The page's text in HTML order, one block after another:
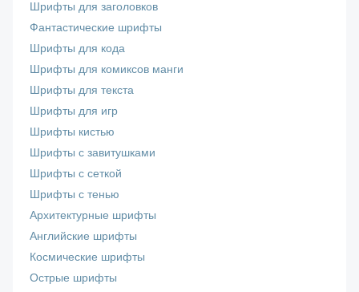
Шрифты для заголовков
Фантастические шрифты
Шрифты для кода
Шрифты для комиксов манги
Шрифты для текста
Шрифты для игр
Шрифты кистью
Шрифты с завитушками
Шрифты с сеткой
Шрифты с тенью
Архитектурные шрифты
Английские шрифты
Космические шрифты
Острые шрифты